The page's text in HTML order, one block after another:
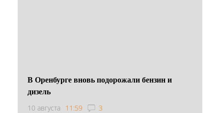
В Оренбурге вновь подорожали бензин и
дизель
10 августа 11:59 3